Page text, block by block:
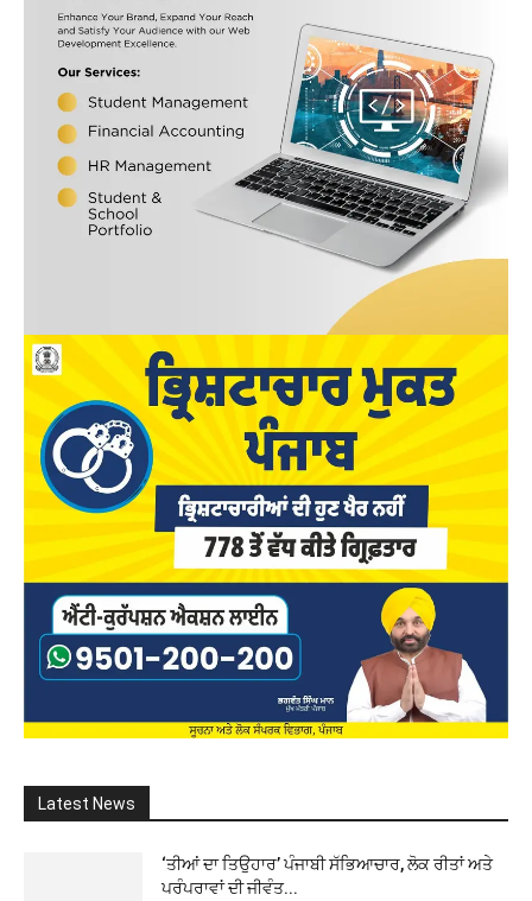
Latest News
‘ਤੀਆਂ ਦਾ ਤਿਉਹਾਰ’ ਪੰਜਾਬੀ ਸੱਭਿਆਚਾਰ, ਲੋਕ ਰੀਤਾਂ ਅਤੇ
ਪਰੰਪਰਾਵਾਂ ਦੀ ਜੀਵੰਤ...